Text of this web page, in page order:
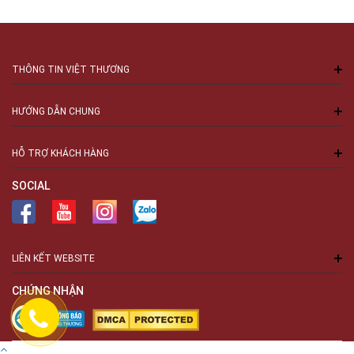
THÔNG TIN VIỆT THƯƠNG
HƯỚNG DẪN CHUNG
HỖ TRỢ KHÁCH HÀNG
SOCIAL
LIÊN KẾT WEBSITE
CHỨNG NHẬN